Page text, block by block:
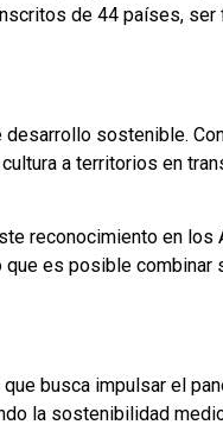
de 44 países,
desarrollo sostenible.
cultura a territorios en
reconocimiento en
que es posible
busca impulsar el
la sostenibilidad